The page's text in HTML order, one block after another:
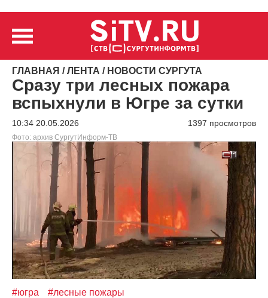
ГЛАВНАЯ /ЛЕНТА / НОВОСТИ СУРГУТА
Сразу три лесных пожара
вспыхнули в Югре за сутки
10:34 20.05.2026 1397 просмотров
Фото: архив СургутИнформ-ТВ
#югра #лесные пожары